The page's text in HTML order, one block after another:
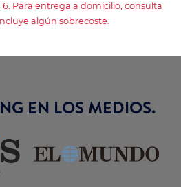
Para entrega a domicilio, consulta
algún sobrecoste.
EN LOS MEDIOS.